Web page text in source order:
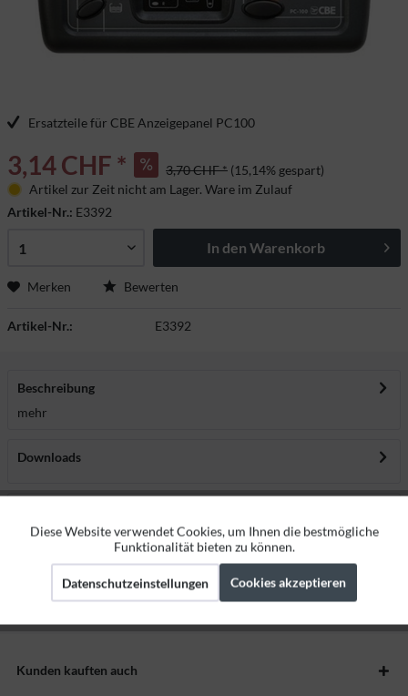
Ersatzteile für CBE Anzeigepanel PC100
3,14 CHF * 3,70 CHF * (15,14% gespart)
Artikel zur Zeit nicht am Lager. Ware im Zulauf
Artikel-Nr.: E3392
In den Warenkorb
Merken Bewerten
Artikel-Nr.: E3392
Beschreibung
mehr
Downloads
Bewertungen lesen, schreiben und diskutieren...mehr
Herstellerangaben
Kunden kauften auch
Funktionale Aktiv
Marketing Aktiv
Diese Website verwendet Cookies, um Ihnen die bestmögliche
Funktionalität bieten zu können.
Datenschutzeinstellungen Cookies akzeptieren